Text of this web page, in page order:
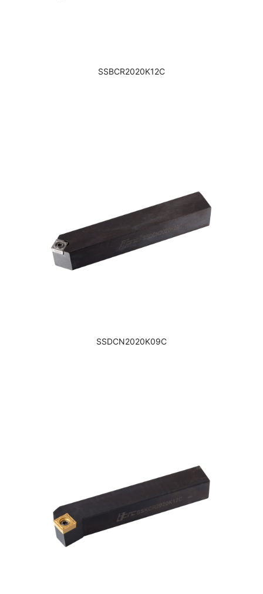
SSBCR2020K12C
SSDCN2020K09C